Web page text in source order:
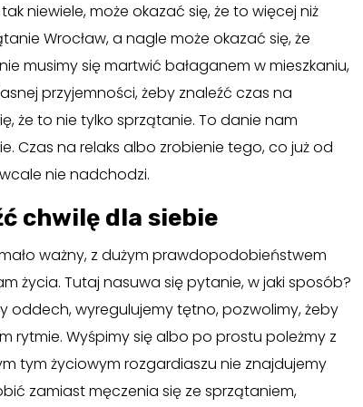
niewiele, może okazać się, że to więcej niż
Wrocław, a nagle może okazać się, że
musimy się martwić bałaganem w mieszkaniu,
przyjemności, żeby znaleźć czas na
że to nie tylko sprzątanie. To danie nam
Czas na relaks albo zrobienie tego, co już od
nie nadchodzi.
chwilę dla siebie
ważny, z dużym prawdopodobieństwem
życia. Tutaj nasuwa się pytanie, w jaki sposób?
oddech, wyregulujemy tętno, pozwolimy, żeby
rytmie. Wyśpimy się albo po prostu poleżmy z
tym życiowym rozgardiaszu nie znajdujemy
zamiast męczenia się ze sprzątaniem,